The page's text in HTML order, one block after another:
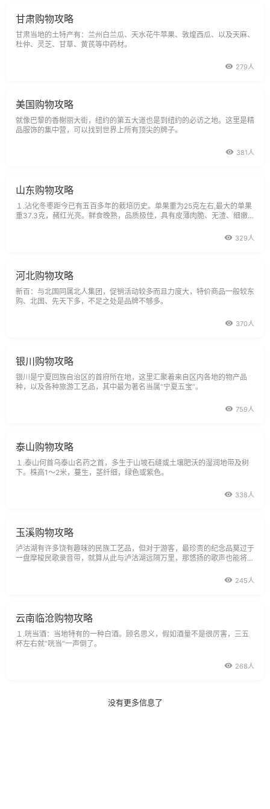
甘肃购物攻略
甘肃当地的土特产有：兰州白兰瓜、天水花牛苹果、敦煌西瓜、以及天麻、
杜仲、灵芝、甘草、黄芪等中药材。
279人
美国购物攻略
就像巴黎的香榭丽大街，纽约的第五大道也是到纽约的必访之地。这里是精
品服饰的集中营，可以找到世界上所有顶尖的牌子。
381人
山东购物攻略
１.沾化冬枣距今已有五百多年的栽培历史。单果重为25克左右,最大的单果
重37.3克，赭红光亮。鲜食晚熟，品质极佳，具有皮薄肉脆、无渣、细嫩
329人
河北购物攻略
新百：与北国同属北人集团，促销活动较多而且力度大，特价商品一般较东
购、北国、先天下多，不足之处是品牌不够多。
370人
银川购物攻略
银川是宁夏回族自治区的首府所在地，这里汇聚着来自区内各地的物产品
种，以及各种旅游工艺品，其中最为著名当属“宁夏五宝”。
759人
泰山购物攻略
１.泰山何首乌泰山名药之首，多生于山坡石缝或土壤肥沃的湿润地带及树
下。株高1～2米，蔓生，茎纤细，绿色或紫色。
338人
玉溪购物攻略
泸沽湖有许多饶有趣味的民族工艺品，但对于游客，最珍贵的纪念品莫过于
一盘摩梭民歌录音带，就算从此与泸沽湖远隔万里，那悠扬的歌声也能将你
245人
云南临沧购物攻略
１.咣当酒：当地特有的一种白酒。顾名思义，假如酒量不是很厉害，三五
杯左右就“咣当”一声倒了。
268人
没有更多信息了